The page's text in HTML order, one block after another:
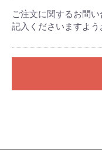
ご注文に関するお問
記入くださいますよう